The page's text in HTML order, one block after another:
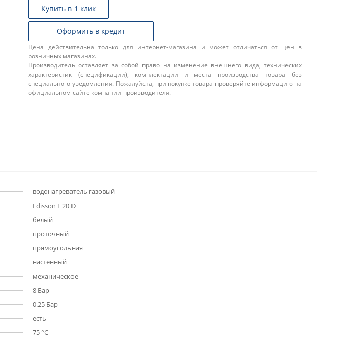
Купить в 1 клик
Оформить в кредит
Цена действительна только для интернет-магазина и может отличаться от цен в
розничных магазинах.
Производитель оставляет за собой право на изменение внешнего вида, технических
характеристик (спецификации), комплектации и места производства товара без
специального уведомления. Пожалуйста, при покупке товара проверяйте информацию на
официальном сайте компании-производителя.
водонагреватель газовый
Edisson E 20 D
белый
проточный
прямоугольная
настенный
механическое
8 Бар
0.25 Бар
есть
75 °C